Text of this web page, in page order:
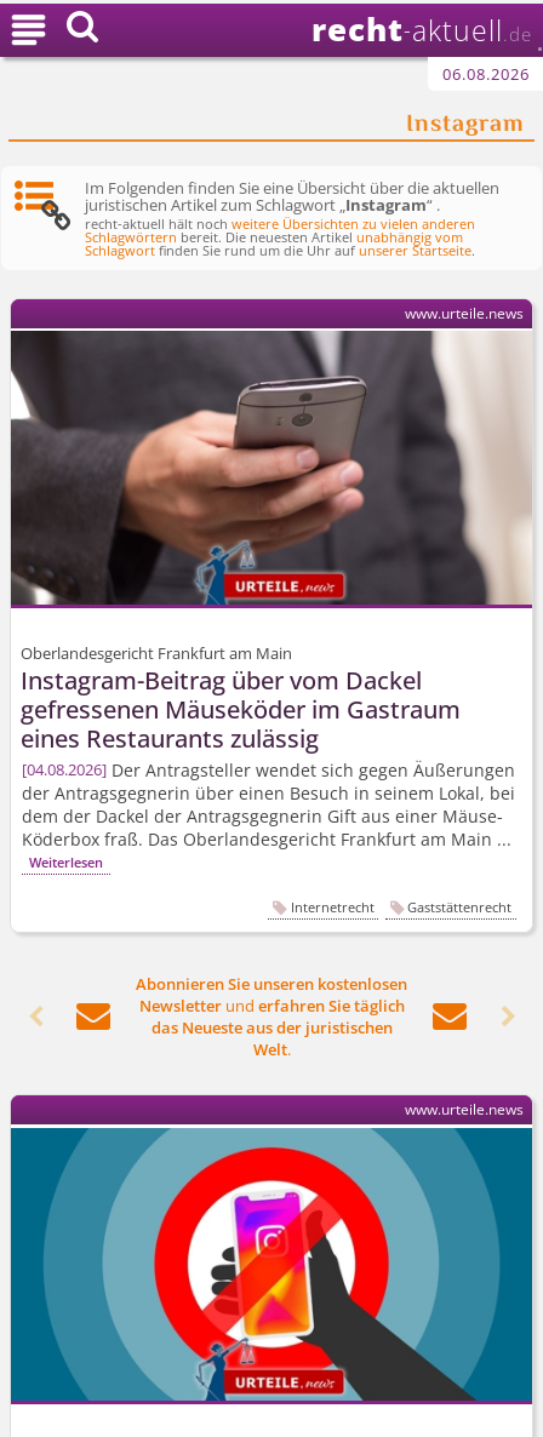
recht-aktuell .de
06.08.2026
Instagram

Im Folgenden finden Sie eine Übersicht über die aktuellen
juristischen Artikel zum Schlagwort „Instagram“ .
recht-aktuell hält nochweitere Übersichten zu vielen anderen
Schlagwörtern bereit. Die neuesten Artikelunabhängig vom
Schlagwort finden Sie rund um die Uhr aufunserer Startseite.
Oberlandesgericht Frankfurt am Main
Instagram-Beitrag über vom Dackel
gefressenen Mäuseköder im Gastraum
eines Restaurants zulässig
04.08.2026 Der Antragsteller wendet sich gegen Äußerungen
der Antragsgegnerin über einen Besuch in seinem Lokal, bei
dem der Dackel der Antragsgegnerin Gift aus einer Mäuse-
Köderbox fraß. Das Oberlandesgericht Frankfurt am Main ...
Weiterlesen
www.urteile.news
Internetrecht Gaststättenrecht
 
Abonnieren Sie unseren kostenlosen
Newsletterund erfahren Sie täglich
das Neueste aus der juristischen
Welt.
 
www.urteile.news